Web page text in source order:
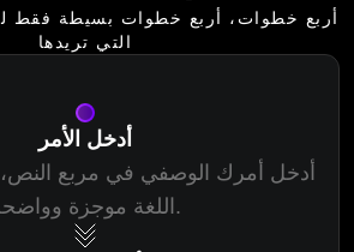
أربع خطوات، أربع خطوات بسيطة فقط
التي تريدها
أدخل الأمر
أدخل أمرك الوصفي في مربع النص،
اللغة موجزة وواضحة.